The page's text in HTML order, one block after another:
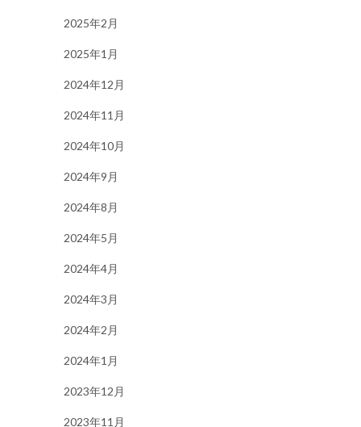
2025年2月
2025年1月
2024年12月
2024年11月
2024年10月
2024年9月
2024年8月
2024年5月
2024年4月
2024年3月
2024年2月
2024年1月
2023年12月
2023年11月